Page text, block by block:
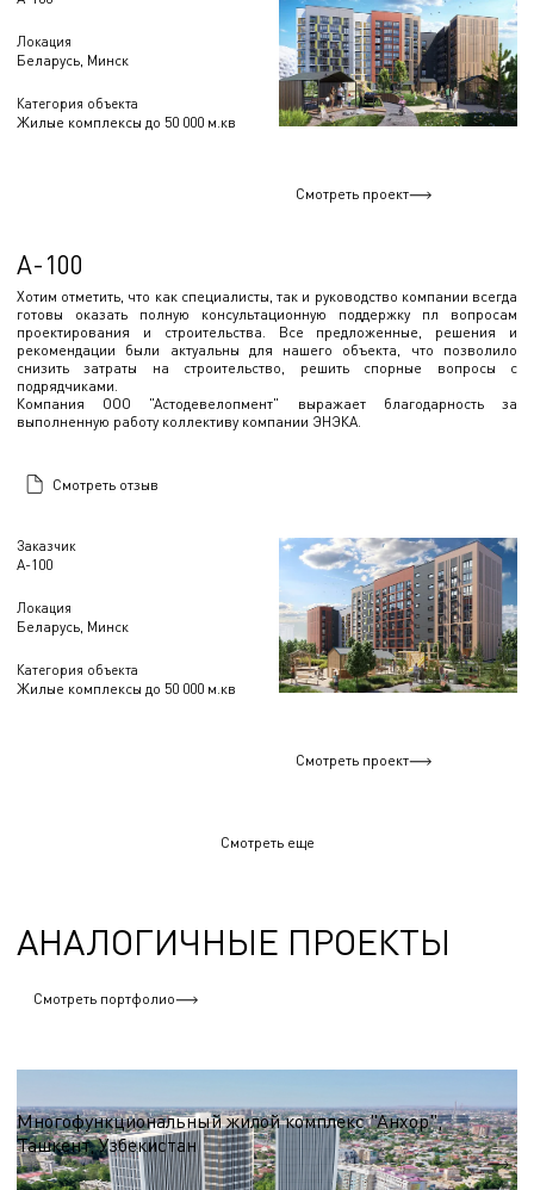
Локация
Беларусь, Минск
Категория объекта
Жилые комплексы до 50 000 м.кв
Смотреть проект
Заказчик
А-100
Локация
Беларусь, Минск
Категория объекта
Жилые комплексы до 50 000 м.кв
А-100
Хотим отметить, что как специалисты, так и руководство компании всегда
готовы оказать полную консультационную поддержку пл вопросам
проектирования и строительства. Все предложенные, решения и
рекомендации были актуальны для нашего объекта, что позволило
снизить затраты на строительство, решить спорные вопросы с
подрядчиками.
Компания ООО "Астодевелопмент" выражает благодарность за
выполненную работу коллективу компании ЭНЭКА.
Смотреть отзыв
Смотреть проект
Смотреть еще
АНАЛОГИЧНЫЕ ПРОЕКТЫ
Смотреть портфолио
Многофункциональный жилой комплекс "Анхор",
Ташкент, Узбекистан
S = 55 100 м.кв